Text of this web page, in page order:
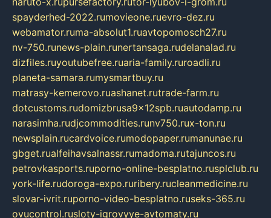
spayderhed-2022.rumovieone.ruevro-dez.ru
webamator.ruma-absolut1.ruavtopomosch27.ru
nv-750.runews-plain.runertansaga.rudelanalad.ru
dizfiles.ruyoutubefree.ruaria-family.ruroadli.ru
planeta-samara.rumysmartbuy.ru
matrasy-kemerovo.ruashanet.rutrade-farm.ru
dotcustoms.rudomizbrusa9x12spb.ruautodamp.ru
narasimha.rudjcommodities.runv750.rux-ton.ru
newsplain.rucardvoice.rumodopaper.rumanunae.ru
gbget.rualfeihavsalnassr.rumadoma.rutajuncos.ru
petrovkasports.ruporno-online-besplatno.rusplclub.ru
york-life.rudoroga-expo.ruribery.rucleanmedicine.ru
slovar-ivrit.ruporno-video-besplatno.ruseks-365.ru
ovucontrol.rusloty-igrovyye-avtomaty.ru